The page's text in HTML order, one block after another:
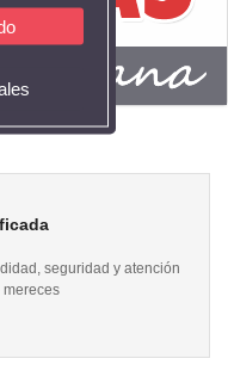
seguridad y atención